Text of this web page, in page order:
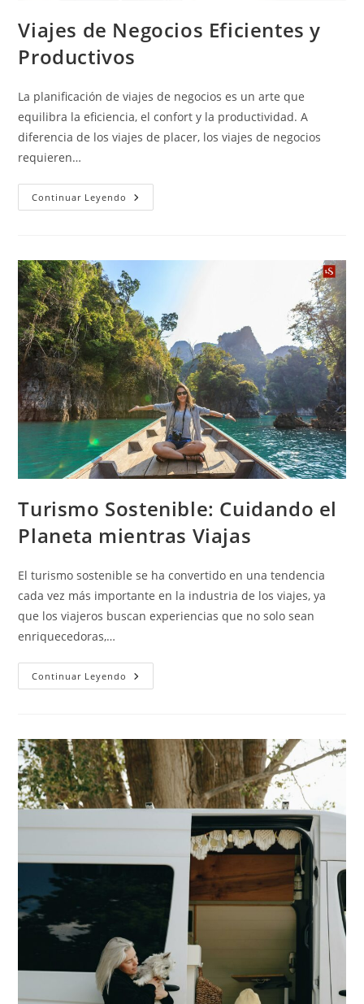
Viajes de Negocios Eficientes y
Productivos
La planificación de viajes de negocios es un arte que
equilibra la eficiencia, el confort y la productividad. A
diferencia de los viajes de placer, los viajes de negocios
requieren…
Continuar Leyendo
Turismo Sostenible: Cuidando el
Planeta mientras Viajas
El turismo sostenible se ha convertido en una tendencia
cada vez más importante en la industria de los viajes, ya
que los viajeros buscan experiencias que no solo sean
enriquecedoras,…
Continuar Leyendo